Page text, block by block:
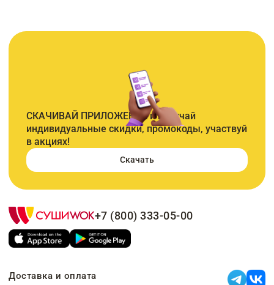
СКАЧИВАЙ ПРИЛОЖЕНИЕ и получай
индивидуальные скидки, промокоды, участвуй
в акциях!
Скачать
+7 (800) 333-05-00
Доставка и оплата